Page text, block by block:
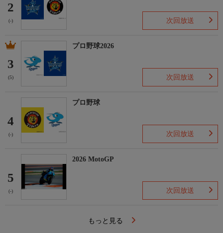
2
(-) 次回放送
3
(5)
プロ野球2026
次回放送
4
(-)
プロ野球
次回放送
5
(-)
2026 MotoGP
次回放送
もっと見る